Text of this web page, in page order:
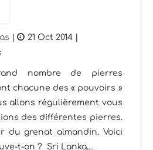
| 21 Oct 2014
nombre de pierres
chacune des « pouvoirs »
allons régulièrement vous
des différentes pierres.
du grenat almandin. Voici
t-on ? Sri Lanka,...